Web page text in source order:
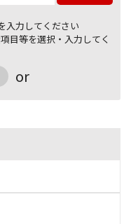
入力してください
目等を選択・入力してく
or